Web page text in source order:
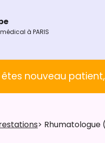
àPARIS
êtes nouveau
>